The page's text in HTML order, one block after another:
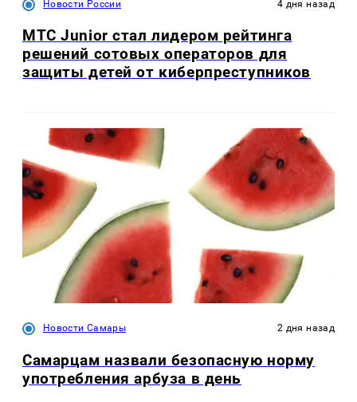
Новости России 4 дня назад
МТС Junior стал лидером рейтинга
решений сотовых операторов для
защиты детей от киберпреступников
Новости Самары 2 дня назад
Самарцам назвали безопасную норму
употребления арбуза в день